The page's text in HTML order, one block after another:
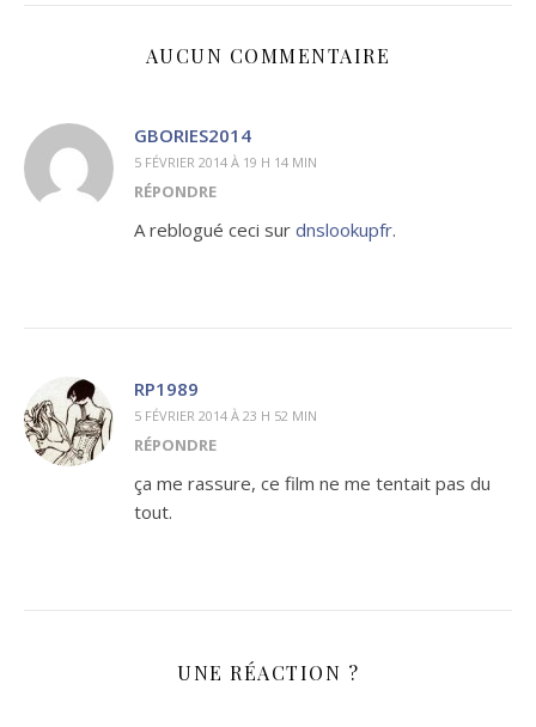
AUCUN COMMENTAIRE
GBORIES2014
5 FÉVRIER 2014 À 19 H 14 MIN
RÉPONDRE
A reblogué ceci sur dnslookupfr.
RP1989
5 FÉVRIER 2014 À 23 H 52 MIN
RÉPONDRE
ça me rassure, ce film ne me tentait pas du
tout.
UNE RÉACTION ?